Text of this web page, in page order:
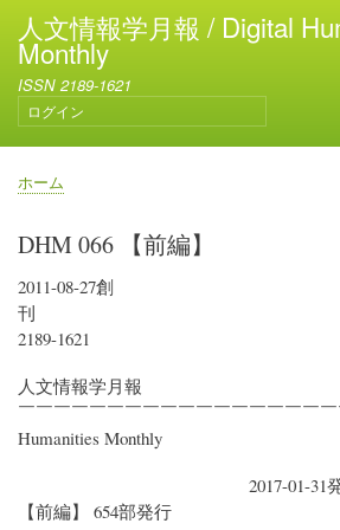
メ
イ
コ
テ
人文情報学月報 / Digital
Monthly
ISSN 2189-1621
ユ
ー
ザ
ー
カ
ン
ト
メ
ュ
ー
ログイン
パ
く
ず
ホーム
DHM 066 【前編】
2011-08-27創
刊
2189-1621
人文情報学月報
￣￣￣￣￣￣￣￣￣￣￣￣￣￣￣￣￣
Humanities Monthly
2017-01-31発行
【前編】 654部発行